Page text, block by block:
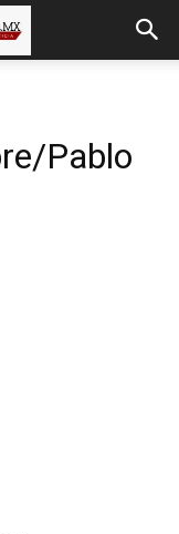
Pablo